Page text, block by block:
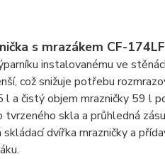
s mrazákem CF-
instalovanému ve
což snižuje potřebu
l a čistý objem mrazničky 59 l
skla a průhledná
dvířka mrazničky a